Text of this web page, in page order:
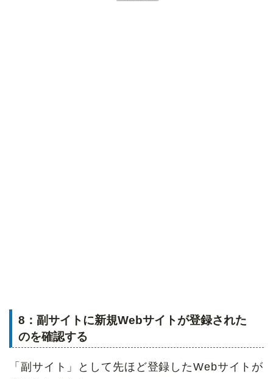
8：副サイトに新規Webサイトが登録された
のを確認する
「副サイト」として先ほど登録したWebサイトが